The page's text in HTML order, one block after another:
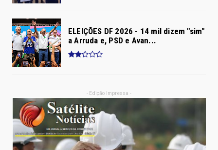
ELEIÇÕES DF 2026 - 14 mil dizem "sim"
a Arruda e, PSD e Avan...
- Edição Impressa -